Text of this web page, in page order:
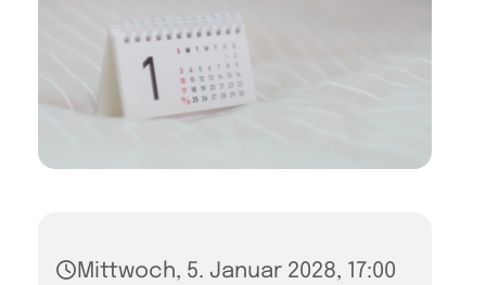
Mittwoch, 5. Januar 2028, 17:00